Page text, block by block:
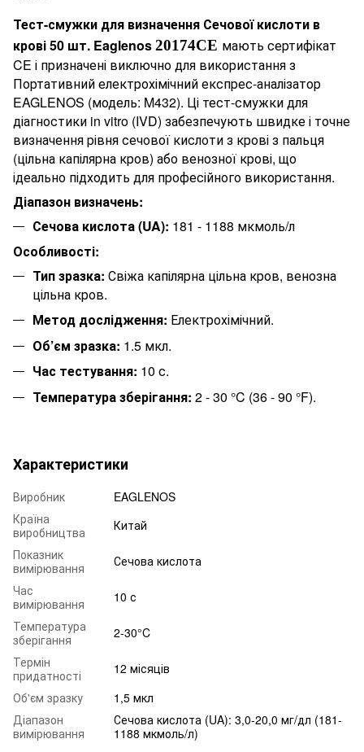
Тест-смужки для визначення Сечової кислоти в
крові 50 шт. Eaglenos20174CE мають сертифікат
CE і призначені виключно для використання з
Портативний електрохімічний експрес-аналізатор
EAGLENOS (модель: M432). Ці тест-смужки для
діагностики in vitro (IVD) забезпечують швидке і точне
визначення рівня сечової кислоти з крові з пальця
(цільна капілярна кров) або венозної крові, що
ідеально підходить для професійного використання.
Діапазон визначень:
Сечова кислота (UA): 181 - 1188 мкмоль/л
Особливості:
Тип зразка: Свіжа капілярна цільна кров, венозна
цільна кров.
Метод дослідження: Електрохімічний.
Об’єм зразка: 1.5 мкл.
Час тестування: 10 с.
Температура зберігання: 2 - 30 °C (36 - 90 °F).
Характеристики
Виробник
EAGLENOS
Країна
виробництва
Китай
Показник
вимірювання
Сечова кислота
Час
вимірювання
10 с
Температура
зберігання
2-30°C
Термін
придатності
12 місяців
Об'єм зразку
1,5 мкл
Діапазон
вимірювання
Сечова кислота (UA): 3,0-20,0 мг/дл (181-
1188 мкмоль/л)